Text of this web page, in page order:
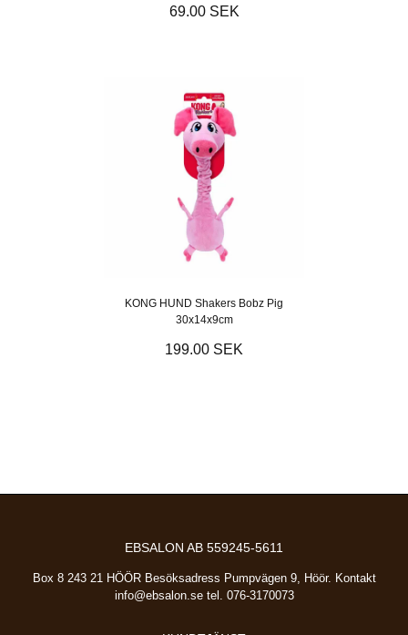
69.00 SEK
KONG HUND Shakers Bobz Pig
30x14x9cm
199.00 SEK
EBSALON AB 559245-5611
Box 8 243 21 HÖÖR Besöksadress Pumpvägen 9, Höör. Kontakt
info@ebsalon.setel. 076-3170073